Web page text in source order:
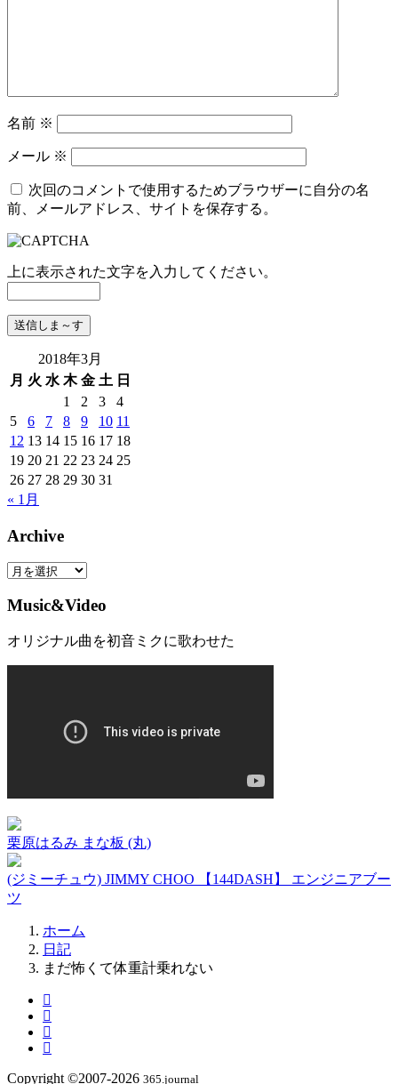
名前 ※
メール ※
次回のコメントで使用するためブラウザーに自分の名
前、メールアドレス、サイトを保存する。
上に表示された文字を入力してください。
2018年3月
月 火 水 木 金 土 日
1
2 3
4
5
6 7 8 9 10 11
12 13 14 15 16 17 18
19 20 21 22 23 24 25
26 27 28 29 30 31
« 1月
Archive
Archive
Music&Video
オリジナル曲を初音ミクに歌わせた
栗原はるみ まな板 (丸)
(ジミーチュウ) JIMMY CHOO 【144DASH】 エンジニアブー
ツ
ホーム
日記
まだ怖くて体重計乗れない
Copyright ©2007-2026 365.journal